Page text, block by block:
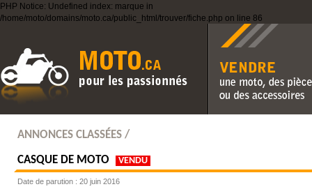
PHP Notice: Undefined index: marque in
/home/moto/domains/moto.ca/public_html/trouver/fiche.php on line 86
Vendre une moto, des
des accessoires
ANNONCES CLASSÉES /
CASQUE DE MOTO VENDU
Date de parution : 20 juin 2016